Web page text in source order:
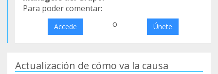
Para poder comentar:
Accede o Únete
Actualización de cómo va la causa